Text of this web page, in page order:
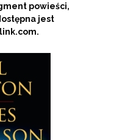
powieści,
jest